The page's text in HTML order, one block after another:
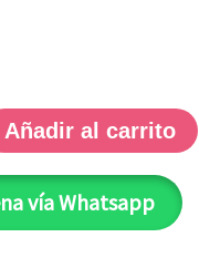
Añadir al carrito
vía Whatsapp